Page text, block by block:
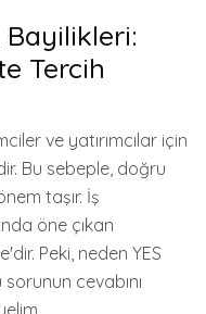
Bayilikleri:
Tercih
ve yatırımcılar için
Bu sebeple, doğru
taşır. İş
öne çıkan
Peki, neden YES
cevabını